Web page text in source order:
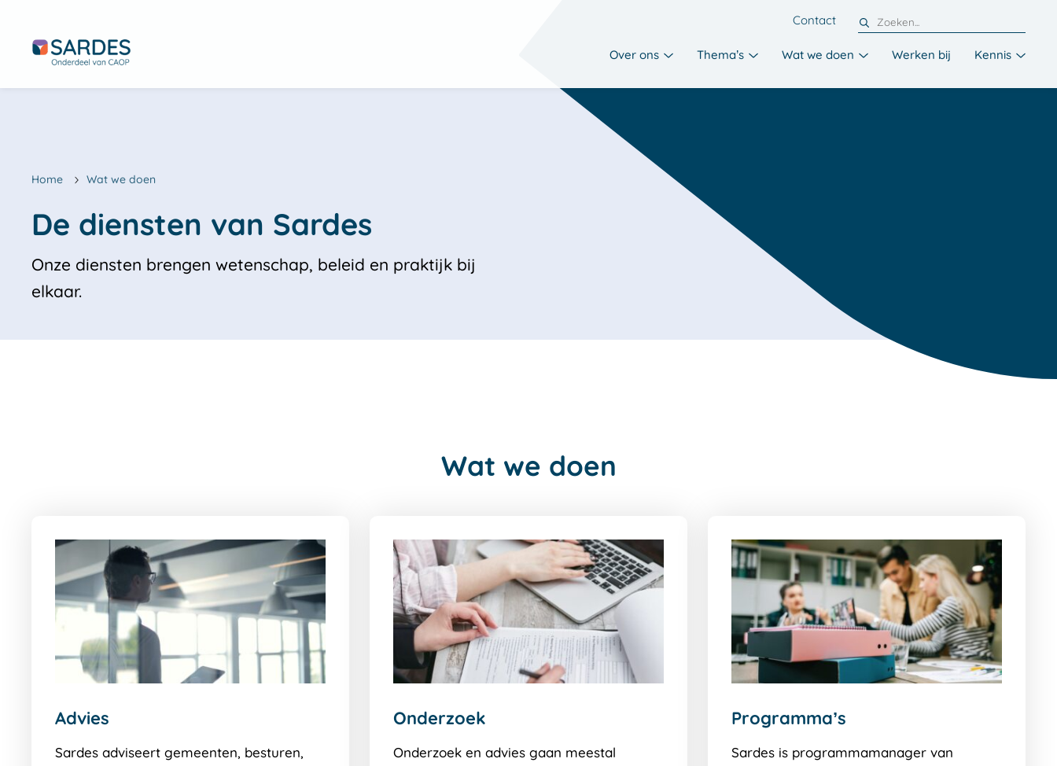
Contact
Over ons Thema’s Wat we doen Werken bij Kennis
Home Wat we doen
Onze diensten brengen wetenschap, beleid en praktijk bij
elkaar.
Wat we doen
Advies
Sardes adviseert gemeenten, besturen,
Onderzoek
Onderzoek en advies gaan meestal
Programma’s
Sardes is programmamanager van